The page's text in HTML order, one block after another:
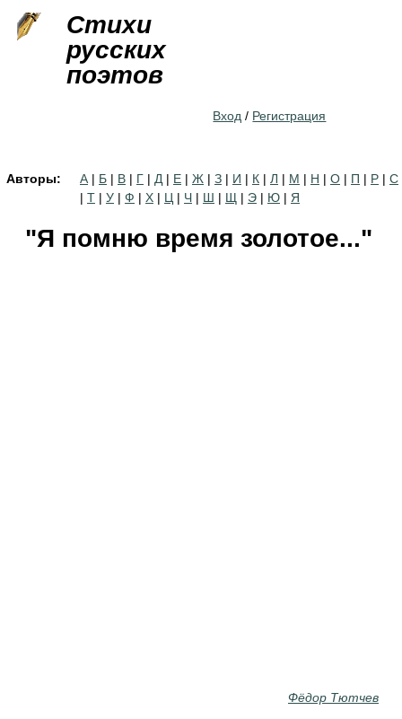
Стихи
русских
поэтов
Вход / Регистрация
Авторы: А | Б | В | Г | Д | Е | Ж | З | И | К | Л | М | Н | О | П | Р | С
| Т | У | Ф | Х | Ц | Ч | Ш | Щ | Э | Ю | Я
"Я помню время золотое..."
Фёдор Тютчев